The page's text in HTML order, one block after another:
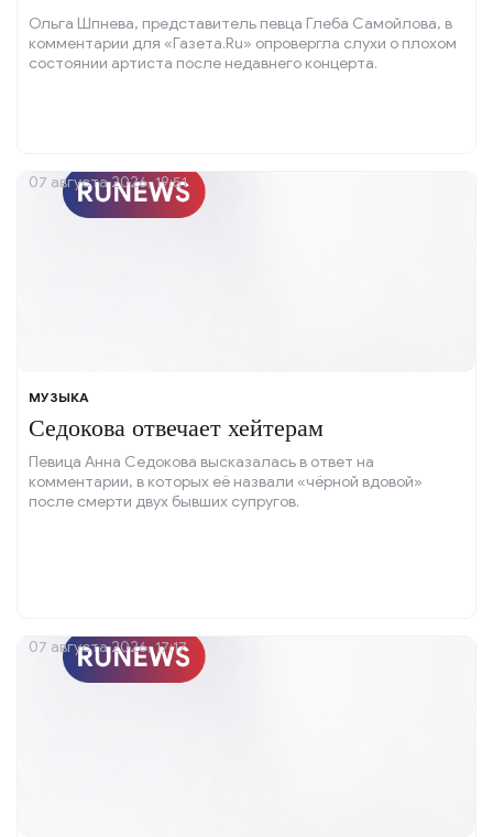
Ольга Шпнева, представитель певца Глеба Самойлова, в
комментарии для «Газета.Ru» опровергла слухи о плохом
состоянии артиста после недавнего концерта.
МУЗЫКА
Седокова отвечает хейтерам
Певица Анна Седокова высказалась в ответ на
комментарии, в которых её назвали «чёрной вдовой»
после смерти двух бывших супругов.
07 августа 2026, 19:51
07 августа 2026, 17:17